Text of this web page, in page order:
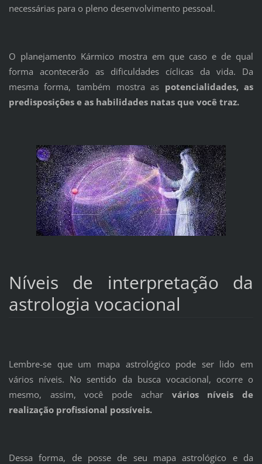
necessárias para o pleno desenvolvimento pessoal.
O planejamento Kármico mostra em que caso e de qual
forma acontecerão as dificuldades cíclicas da vida. Da
mesma forma, também mostra as potencialidades, as
predisposições e as habilidades natas que você traz.
Níveis de interpretação da
astrologia vocacional
Lembre-se que um mapa astrológico pode ser lido em
vários níveis. No sentido da busca vocacional, ocorre o
mesmo, assim, você pode achar vários níveis de
realização profissional possíveis.
Dessa forma, de posse de seu mapa astrológico e da